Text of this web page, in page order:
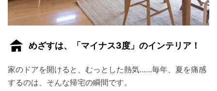
めざすは、「マイナス3度」のインテリア！
家のドアを開けると、むっとした熱気……毎年、夏を痛感
するのは、そんな帰宅の瞬間です。